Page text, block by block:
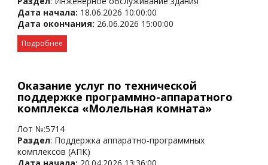
Дата начала: 18.06.2026 10:00:00
Дата окончания: 26.06.2026 15:00:00
Подробнее
Оказание услуг по технической
поддержке программно-аппаратного
комплекса «Молельная комната»
Лот №:5714
Раздел: Поддержка аппаратно-программных
комплексов (АПК)